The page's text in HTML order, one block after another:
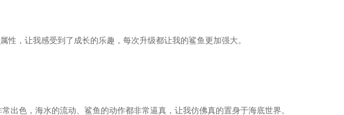
，让我感受到了成长的乐趣，每次升级都让我的鲨鱼更加强大。
色，海水的流动、鲨鱼的动作都非常逼真，让我仿佛真的置身于海底世界。